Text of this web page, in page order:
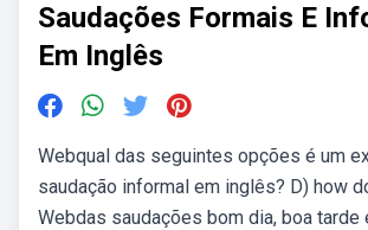
Saudações Formais E
Em Inglês
Webqual das seguintes opções é um
saudação informal em inglês? D) how
Webdas saudações bom dia, boa tarde